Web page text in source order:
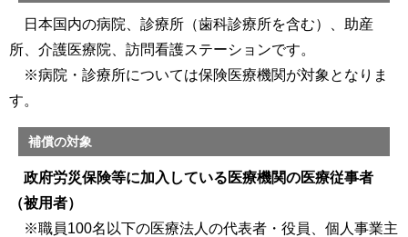
日本国内の病院、診療所（歯科診療所を含む）、助産
所、介護医療院、訪問看護ステーションです。
※病院・診療所については保険医療機関が対象となりま
す。
補償の対象
政府労災保険等に加入している医療機関の医療従事者
（被用者）
※職員100名以下の医療法人の代表者・役員、個人事業主